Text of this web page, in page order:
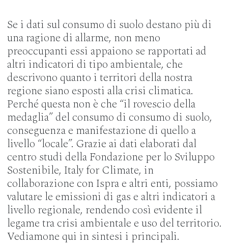
Se i dati sul consumo di suolo destano più di
una ragione di allarme, non meno
preoccupanti essi appaiono se rapportati ad
altri indicatori di tipo ambientale, che
descrivono quanto i territori della nostra
regione siano esposti alla crisi climatica.
Perché questa non è che “il rovescio della
medaglia” del consumo di consumo di suolo,
conseguenza e manifestazione di quello a
livello “locale”. Grazie ai dati elaborati dal
centro studi della Fondazione per lo Sviluppo
Sostenibile, Italy for Climate, in
collaborazione con Ispra e altri enti, possiamo
valutare le emissioni di gas e altri indicatori a
livello regionale, rendendo così evidente il
legame tra crisi ambientale e uso del territorio.
Vediamone qui in sintesi i principali.